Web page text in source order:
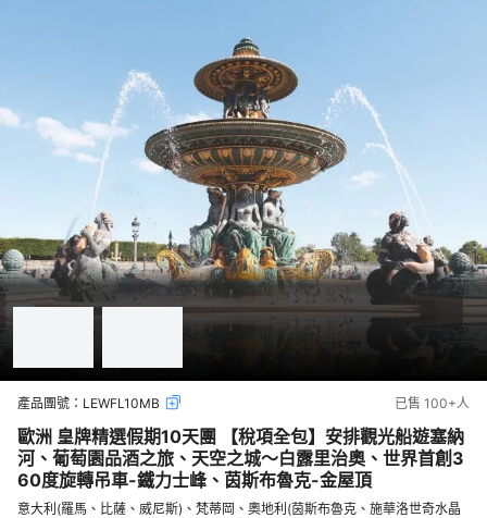
產品團號： LEWFL10MB 已售 100+人
歐洲 皇牌精選假期10天團 【稅項全包】安排觀光船遊塞納
河、葡萄園品酒之旅、天空之城～白露里治奧、世界首創3
60度旋轉吊車-鐵力士峰、茵斯布魯克-金屋頂
意大利(羅馬、比薩、威尼斯)、梵蒂岡、奧地利(茵斯布魯克、施華洛世奇水晶